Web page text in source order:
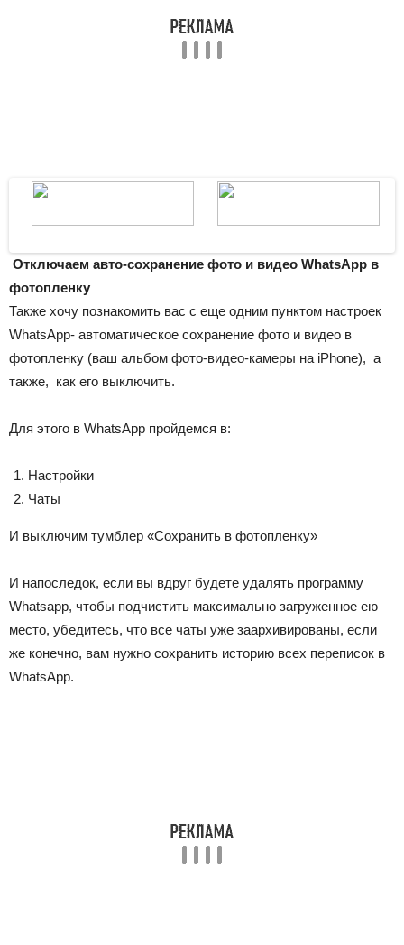
Отключаем авто-сохранение фото и видео WhatsApp в
фотопленку
Также хочу познакомить вас с еще одним пунктом настроек
WhatsApp- автоматическое сохранение фото и видео в
фотопленку (ваш альбом фото-видео-камеры на iPhone), а
также, как его выключить.
Для этого в WhatsApp пройдемся в:
Настройки
Чаты
И выключим тумблер «Сохранить в фотопленку»
И напоследок, если вы вдруг будете удалять программу
Whatsapp, чтобы подчистить максимально загруженное ею
место, убедитесь, что все чаты уже заархивированы, если
же конечно, вам нужно сохранить историю всех переписок в
WhatsApp.